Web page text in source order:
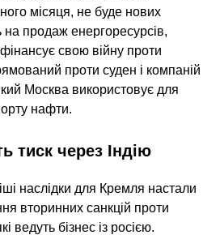
місяця, не буде нових
продаж енергоресурсів,
свою війну проти
проти суден і компаній
Москва використовує для
нафти.
через Індію
наслідки для Кремля настали
вторинних санкцій проти
ведуть бізнес із росією.